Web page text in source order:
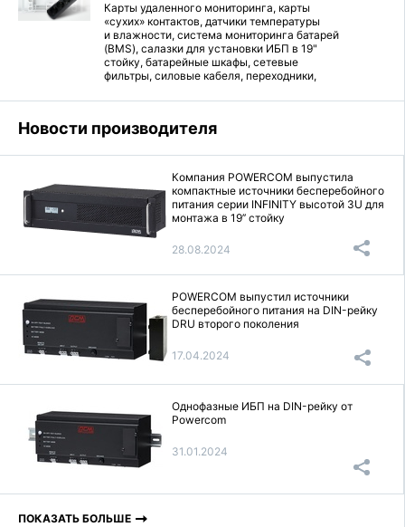
Карты удаленного мониторинга, карты
«сухих» контактов, датчики температуры
и влажности, система мониторинга батарей
(BMS), салазки для установки ИБП в 19"
стойку, батарейные шкафы, сетевые
фильтры, силовые кабеля, переходники,
находится в этом разделе.
Новости производителя
Компания POWERCOM выпустила
компактные источники бесперебойного
питания серии INFINITY высотой 3U для
монтажа в 19’’ стойку
28.08.2024
POWERCOM выпустил источники
бесперебойного питания на DIN-рейку
DRU второго поколения
17.04.2024
Однофазные ИБП на DIN-рейку от
Powercom
31.01.2024
ПОКАЗАТЬ БОЛЬШЕ